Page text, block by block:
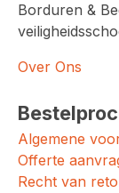
Borduren &
Over Ons
Algemene
Offerte
Recht van